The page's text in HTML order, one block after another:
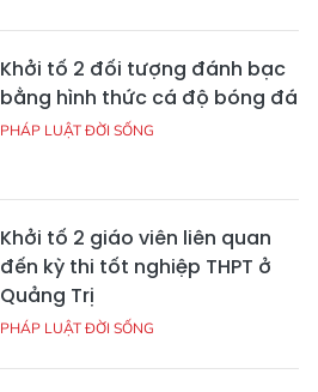
Khởi tố 2 đối tượng đánh bạc
bằng hình thức cá độ bóng đá
PHÁP LUẬT ĐỜI SỐNG
Khởi tố 2 giáo viên liên quan
đến kỳ thi tốt nghiệp THPT ở
Quảng Trị
PHÁP LUẬT ĐỜI SỐNG